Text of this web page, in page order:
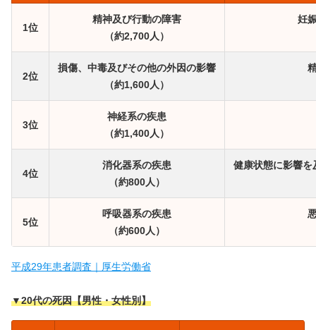
1位
精神及び行動の障害
（約2,700人）
妊
2位
損傷、中毒及びその他の外因の影響
（約1,600人）
3位
神経系の疾患
（約1,400人）
4位
消化器系の疾患
（約800人）
健康状態に影響を
5位
呼吸器系の疾患
（約600人）
平成29年患者調査｜厚生労働省
▼20代の死因【男性・女性別】